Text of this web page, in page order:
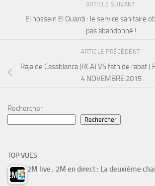
ARTICLE SUIVANT
El hossein El Ouardi : le service sanitaire
pas abandonné !
ARTICLE PRÉCÉDENT
Raja de Casablanca (RCA) VS fath de rabat (
4 NOVEMBRE 2015
Rechercher
Rechercher
TOP VUES
2M live , 2M en direct : La deuxième